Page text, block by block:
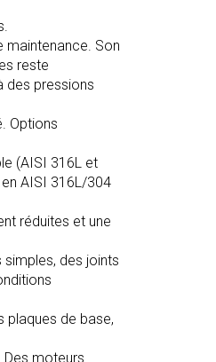
maintenance. Son
reste
des pressions
Options
(AISI 316L et
AISI 316L/304
réduites et une
des joints
plaques de base,
moteurs